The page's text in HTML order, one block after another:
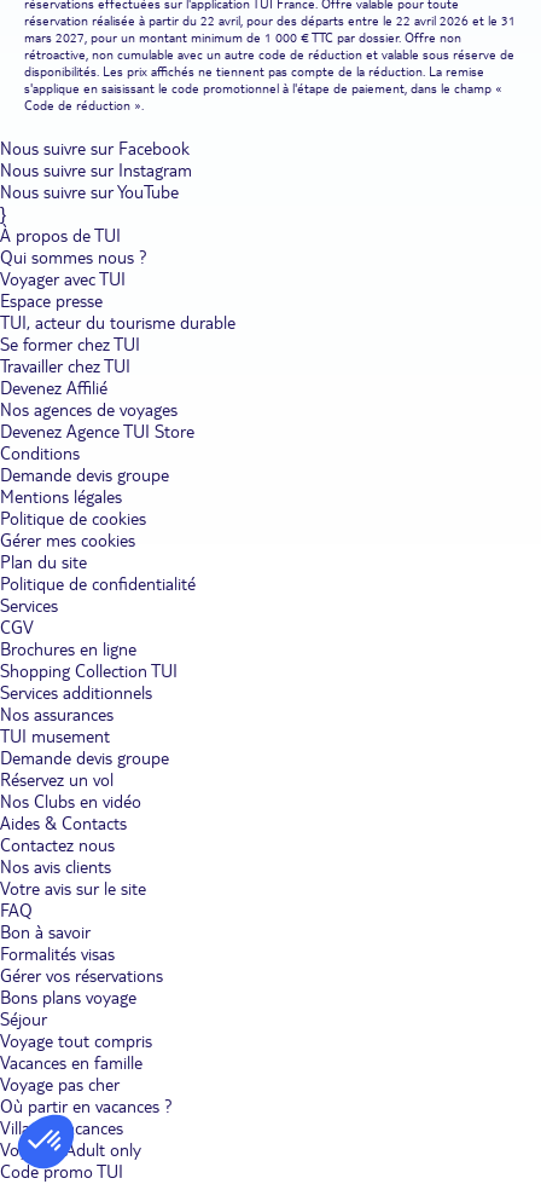
réservation réalisée à partir du 22 avril, pour des départs entre le 22 avril 2026 et le 31
mars 2027, pour un montant minimum de 1 000 € TTC par dossier. Offre non
rétroactive, non cumulable avec un autre code de réduction et valable sous réserve de
disponibilités. Les prix affichés ne tiennent pas compte de la réduction. La remise
s'applique en saisissant le code promotionnel à l'étape de paiement, dans le champ «
Code de réduction ».
Nous suivre sur Facebook
Nous suivre sur Instagram
Nous suivre sur YouTube
}
À propos de TUI
Qui sommes nous ?
Voyager avec TUI
Espace presse
TUI, acteur du tourisme durable
Se former chez TUI
Travailler chez TUI
Devenez Affilié
Nos agences de voyages
Devenez Agence TUI Store
Conditions
Demande devis groupe
Mentions légales
Politique de cookies
Gérer mes cookies
Plan du site
Politique de confidentialité
Services
CGV
Brochures en ligne
Shopping Collection TUI
Services additionnels
Nos assurances
TUI musement
Demande devis groupe
Réservez un vol
Nos Clubs en vidéo
Aides & Contacts
Contactez nous
Nos avis clients
Votre avis sur le site
FAQ
Bon à savoir
Formalités visas
Gérer vos réservations
Bons plans voyage
Séjour
Voyage tout compris
Vacances en famille
Voyage pas cher
Où partir en vacances ?
Villages vacances
Voyages Adult only
Code promo TUI